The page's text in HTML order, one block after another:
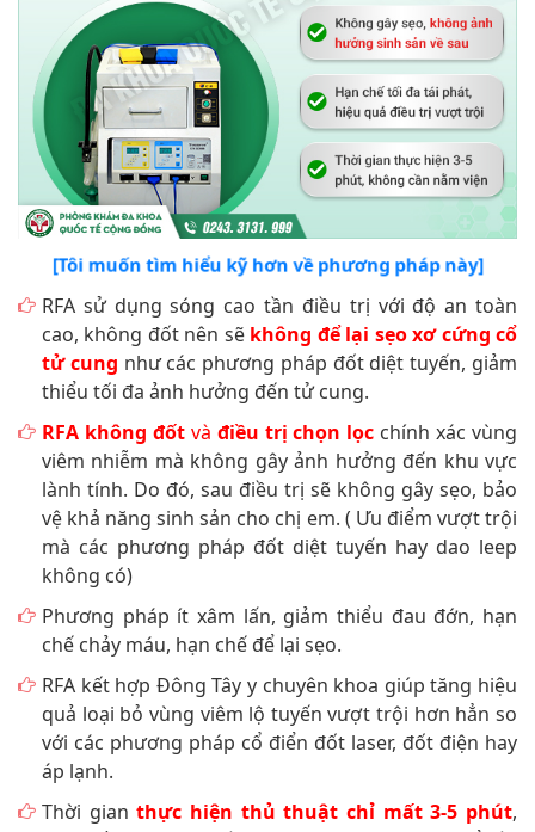
[Tôi muốn tìm hiểu kỹ hơn về phương pháp này]
RFA sử dụng sóng cao tần điều trị với độ an toàn
cao, không đốt nên sẽkhông để lại sẹo xơ cứng cổ
tử cung như các phương pháp đốt diệt tuyến, giảm
thiểu tối đa ảnh hưởng đến tử cung.
RFA không đốt và điều trị chọn lọc chính xác vùng
viêm nhiễm mà không gây ảnh hưởng đến khu vực
lành tính. Do đó, sau điều trị sẽ không gây sẹo, bảo
vệ khả năng sinh sản cho chị em. ( Ưu điểm vượt trội
mà các phương pháp đốt diệt tuyến hay dao leep
không có)
Phương pháp ít xâm lấn, giảm thiểu đau đớn, hạn
chế chảy máu, hạn chế để lại sẹo.
RFA kết hợp Đông Tây y chuyên khoa giúp tăng hiệu
quả loại bỏ vùng viêm lộ tuyến vượt trội hơn hẳn so
với các phương pháp cổ điển đốt laser, đốt điện hay
áp lạnh.
Thời gian thực hiện thủ thuật chỉ mất 3-5 phút,